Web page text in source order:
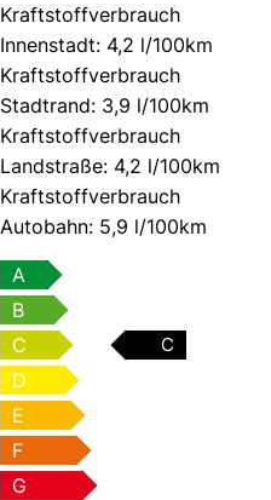
Kraftstoffverbrauch
Innenstadt: 4,2 l/100km
Kraftstoffverbrauch
Stadtrand: 3,9 l/100km
Kraftstoffverbrauch
Landstraße: 4,2 l/100km
Kraftstoffverbrauch
Autobahn: 5,9 l/100km
A
B
C
C
D
E
F
G